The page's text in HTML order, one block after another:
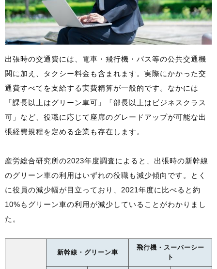
出張時の交通費には、電車・飛行機・バス等の公共交通機
関に加え、タクシー料金も含まれます。実際にかかった交
通費すべてを支給する実費精算が一般的です。なかには
「課長以上はグリーン車可」「部長以上はビジネスクラス
可」など、役職に応じて座席のグレードアップが可能な出
張経費規程を定める企業も存在します。
産労総合研究所の2023年度調査によると、出張時の新幹線
のグリーン車の利用はいずれの役職も減少傾向です。とく
に役員の減少幅が目立っており、2021年度に比べると約
10%もグリーン車の利用が減少していることがわかりまし
た。
新幹線・グリーン車
飛行機・スーパーシー
ト